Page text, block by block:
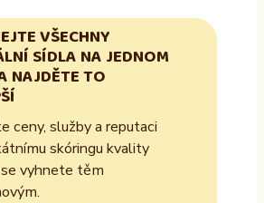
VŠECHNY
SÍDLA NA JEDNOM
NAJDĚTE TO
ceny, služby a reputaci
skóringu kvality
vyhnete těm